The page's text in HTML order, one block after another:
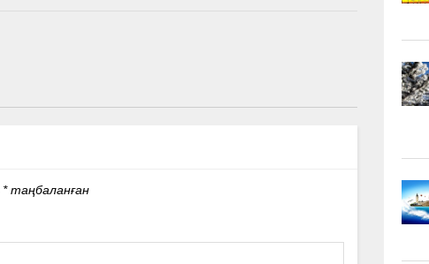
*таңбаланған